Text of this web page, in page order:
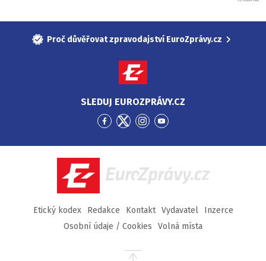
Proč důvěřovat zpravodajství EuroZprávy.cz
SLEDUJ EUROZPRÁVY.CZ
Přejít
Facebook
Přejít
Twitter
Přejít
Instagram
Přejít
YouTube
EuroZprávy.cz
Etický kodex Redakce Kontakt Vydavatel
Inzerce
Osobní údaje / Cookies
Volná místa
Přejít